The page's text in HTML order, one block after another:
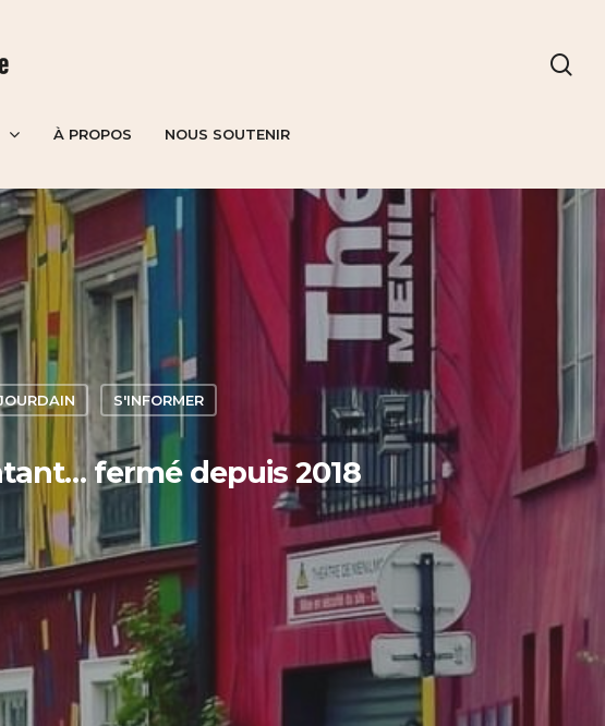
À PROPOS NOUS SOUTENIR
S'INFORMER
fermé depuis 2018